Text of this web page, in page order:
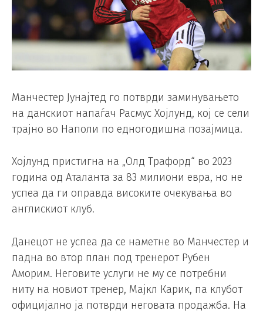
Манчестер Јунајтед го потврди заминувањето
на данскиот напаѓач Расмус Хојлунд, кој се сели
трајно во Наполи по едногодишна позајмица.
Хојлунд пристигна на „Олд Трафорд“ во 2023
година од Аталанта за 83 милиони евра, но не
успеа да ги оправда високите очекувања во
англискиот клуб.
Данецот не успеа да се наметне во Манчестер и
падна во втор план под тренерот Рубен
Аморим. Неговите услуги не му се потребни
ниту на новиот тренер, Мајкл Карик, па клубот
официјално ја потврди неговата продажба. На